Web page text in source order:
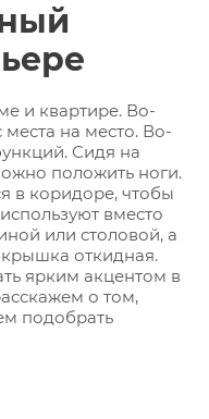
и квартире. Во-
места на место. Во-
Сидя на
положить ноги.
в коридоре, чтобы
вместо
или столовой, а
откидная.
ярким акцентом в
о том,
подобрать